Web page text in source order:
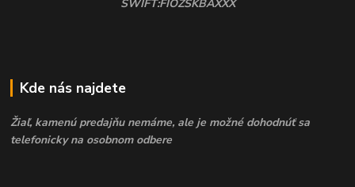
SWIFT:FIOZSKBAXXX
Kde nás najdete
Žiaľ, kamenú predajňu nemáme, ale je možné dohodnúť sa
telefonicky na osobnom odbere